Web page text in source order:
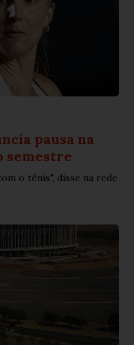
pausa na
semestre
o tênis", disse na rede